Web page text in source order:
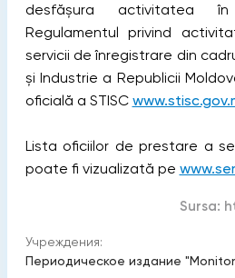
desfășura activitatea
Regulamentul privind
servicii de înregistrare din
și Industrie a Republicii
oficială a STISC
Lista oficiilor de prestare a
poate fi vizualizată pe
Sursa:
Учреждения:
Периодическое издание